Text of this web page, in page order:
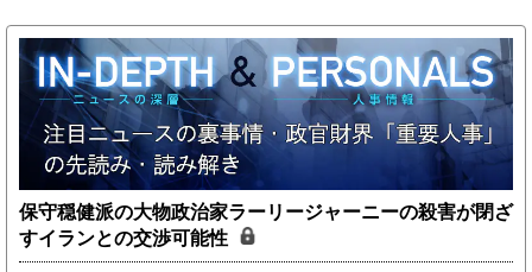
保守穏健派の大物政治家ラーリージャーニーの殺害が閉ざ
すイランとの交渉可能性